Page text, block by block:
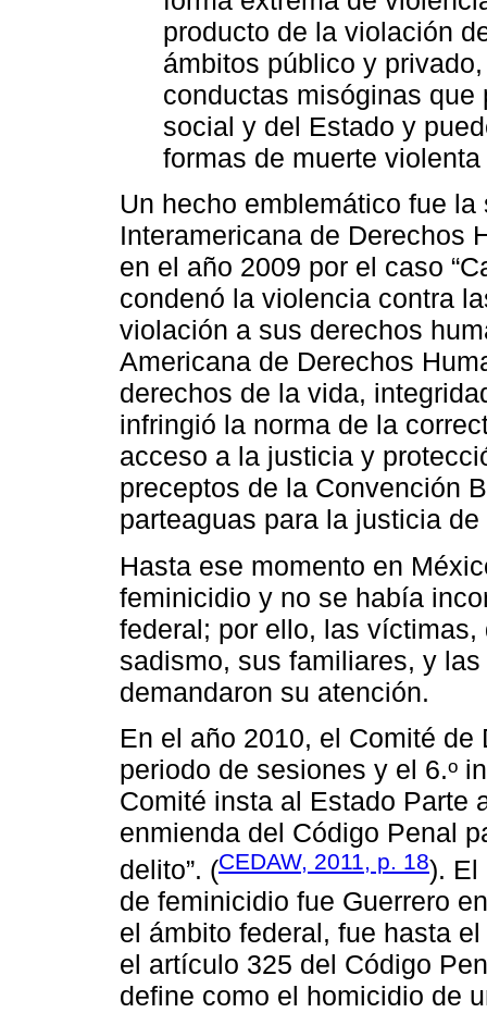
producto de la violación
ámbitos público y
conductas misóginas
social y del Estado y
formas de muerte
Un hecho emblemático fue
Interamericana de Derechos
en el año 2009 por el caso
condenó la violencia contra
violación a sus derechos
Americana de Derechos
derechos de la vida,
infringió la norma de la
acceso a la justicia y
preceptos de la Convención
parteaguas para la justicia
Hasta ese momento en
feminicidio y no se había
federal; por ello, las
sadismo, sus familiares, y
demandaron su atención.
En el año 2010, el Comité
periodo de sesiones y el 6.ᵒ
Comité insta al Estado Parte
enmienda del Código Penal
delito”. (CEDAW, 2011, p. 18). El
de feminicidio fue Guerrero
el ámbito federal, fue hasta
el artículo 325 del Código
define como el homicidio de